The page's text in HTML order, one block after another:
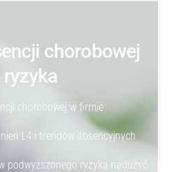
chorobowej
chorobowej w firmie
L4 i trendów absencyjnych
podwyższonego ryzyka nadużyć